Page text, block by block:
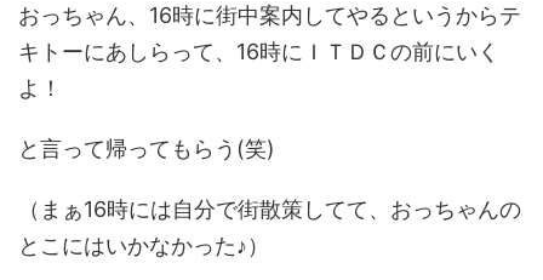
おっちゃん、16時に街中案内してやるというからテ
キトーにあしらって、16時にＩＴＤＣの前にいく
よ！
と言って帰ってもらう(笑)
（まぁ16時には自分で街散策してて、おっちゃんの
とこにはいかなかった♪）